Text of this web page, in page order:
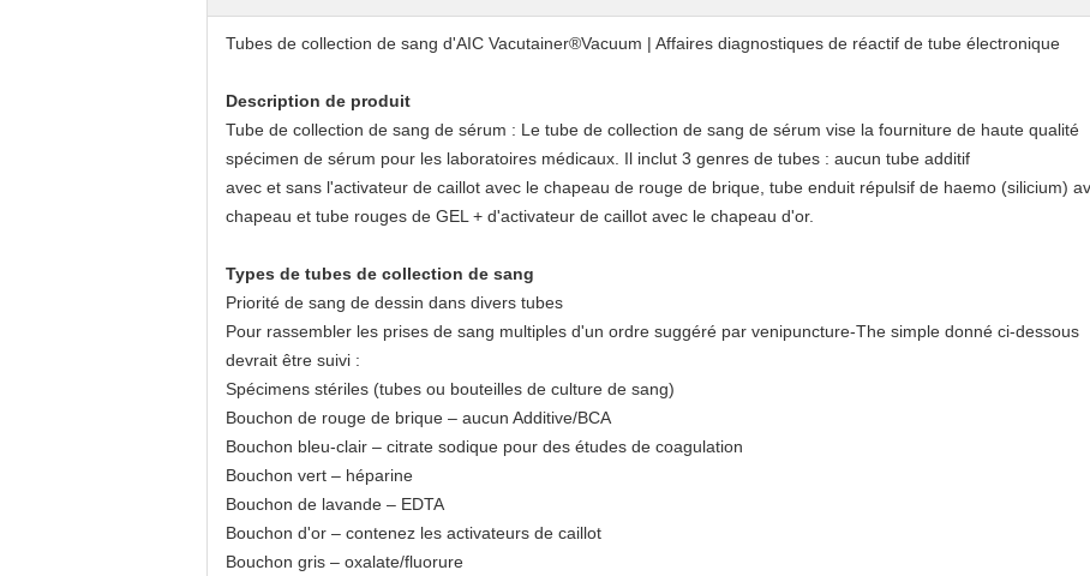
Tubes de collection de sang d'AIC Vacutainer®Vacuum | Affaires diagnostiques de réactif de tube électronique
Description de produit
Tube de collection de sang de sérum : Le tube de collection de sang de sérum vise la fourniture de haute qualité
spécimen de sérum pour les laboratoires médicaux. Il inclut 3 genres de tubes : aucun tube additif
avec et sans l'activateur de caillot avec le chapeau de rouge de brique, tube enduit répulsif de haemo (silicium)
chapeau et tube rouges de GEL + d'activateur de caillot avec le chapeau d'or.
Types de tubes de collection de sang
Priorité de sang de dessin dans divers tubes
Pour rassembler les prises de sang multiples d'un ordre suggéré par venipuncture-The simple donné ci-dessous
devrait être suivi :
Spécimens stériles (tubes ou bouteilles de culture de sang)
Bouchon de rouge de brique – aucun Additive/BCA
Bouchon bleu-clair – citrate sodique pour des études de coagulation
Bouchon vert – héparine
Bouchon de lavande – EDTA
Bouchon d'or – contenez les activateurs de caillot
Bouchon gris – oxalate/fluorure